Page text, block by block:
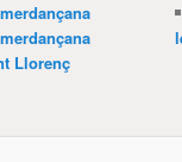
Llorenç